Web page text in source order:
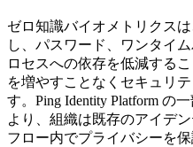
ゼロ知識バイオメトリクス
し、パスワード、ワンタイ
ロセスへの依存を低減する
を増やすことなくセキュリ
す。Ping Identity Platform の
より、組織は既存のアイデ
フロー内でプライバシーを